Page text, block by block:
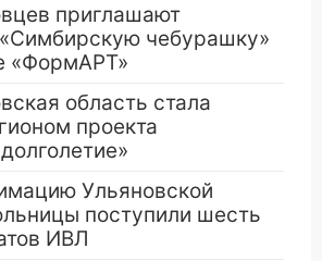
приглашают
чебурашку»
«ФормАРТ»
область стала
проекта
Ульяновской
поступили шесть
ИВЛ